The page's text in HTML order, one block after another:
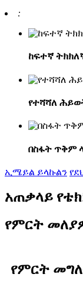
:
ከፍተኛ
የተሻሻለ
በስፋት ጥቅም
ኢሜይል ይላኩልን
አጠቃላይ
የምርት
የምርት